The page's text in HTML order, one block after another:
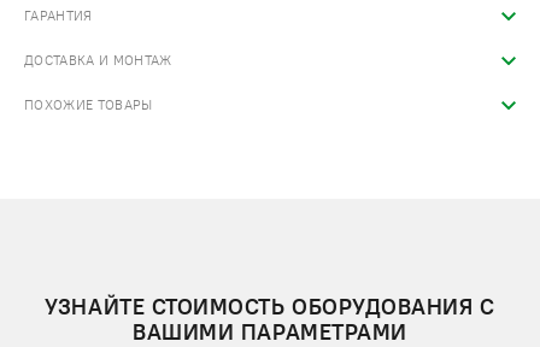
ГАРАНТИЯ
ДОСТАВКА И МОНТАЖ
ПОХОЖИЕ ТОВАРЫ
УЗНАЙТЕ СТОИМОСТЬ ОБОРУДОВАНИЯ С
ВАШИМИ ПАРАМЕТРАМИ